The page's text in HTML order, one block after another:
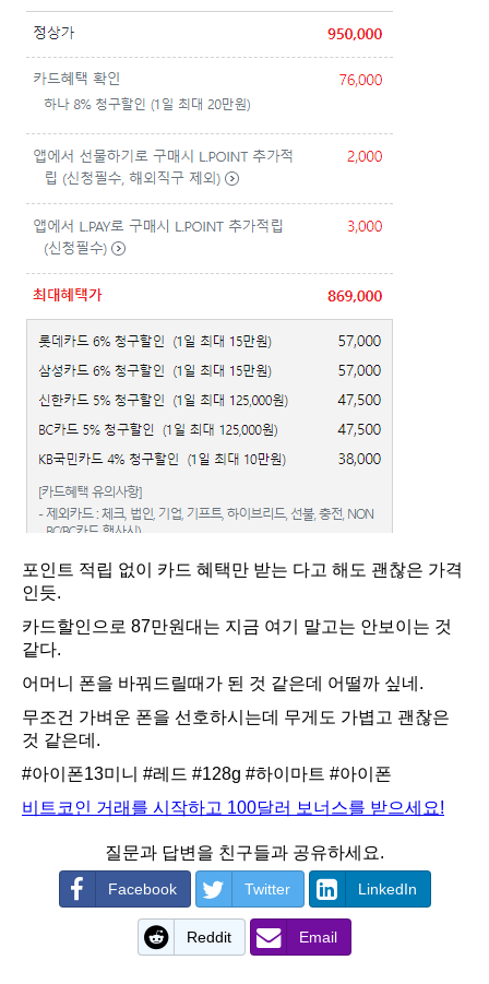
포인트 적립 없이 카드 혜택만 받는 다고 해도 괜찮은 가격
인듯.
카드할인으로 87만원대는 지금 여기 말고는 안보이는 것
같다.
어머니 폰을 바꿔드릴때가 된 것 같은데 어떨까 싶네.
무조건 가벼운 폰을 선호하시는데 무게도 가볍고 괜찮은
것 같은데.
#아이폰13미니 #레드 #128g #하이마트 #아이폰
비트코인 거래를 시작하고 100달러 보너스를 받으세요!
질문과 답변을 친구들과 공유하세요.
Facebook Twitter LinkedIn
Reddit Email